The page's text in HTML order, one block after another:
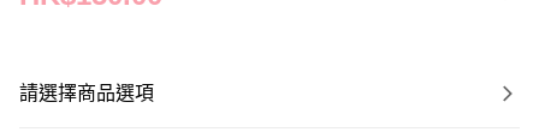
請選擇商品選項